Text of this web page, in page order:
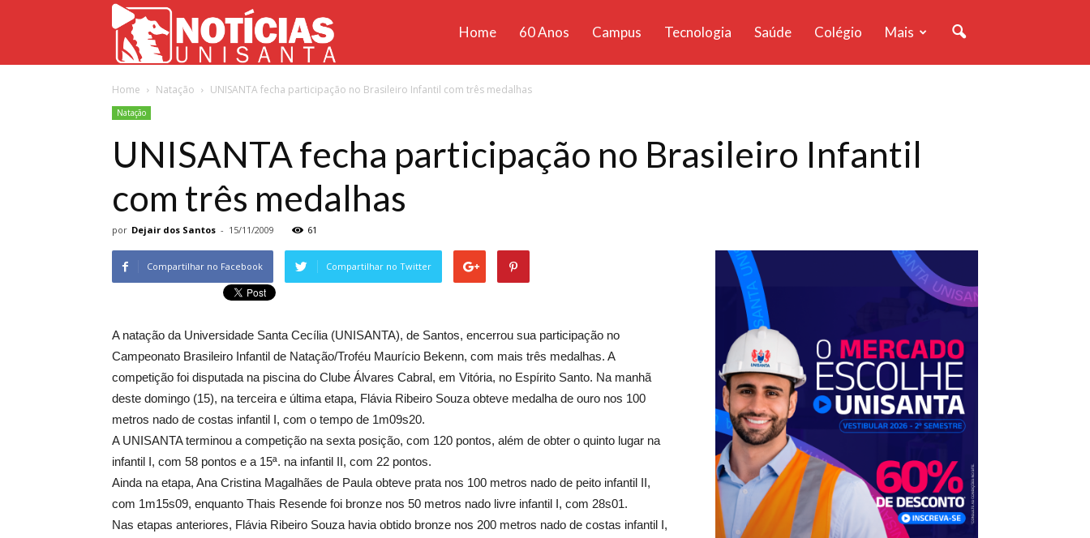
Unisanta
Home 60 Anos Campus Tecnologia Saúde Colégio Mais
Home Natação UNISANTA fecha participação no Brasileiro Infantil com três medalhas
Natação
UNISANTA fecha participação no Brasileiro Infantil
com três medalhas
por Dejair dos Santos - 15/11/2009 61
Compartilhar no Facebook Compartilhar no Twitter
A natação da Universidade Santa Cecília (UNISANTA), de Santos, encerrou sua participação no
Campeonato Brasileiro Infantil de Natação/Troféu Maurício Bekenn, com mais três medalhas. A
competição foi disputada na piscina do Clube Álvares Cabral, em Vitória, no Espírito Santo. Na manhã
deste domingo (15), na terceira e última etapa, Flávia Ribeiro Souza obteve medalha de ouro nos 100
metros nado de costas infantil I, com o tempo de 1m09s20.
A UNISANTA terminou a competição na sexta posição, com 120 pontos, além de obter o quinto lugar na
infantil I, com 58 pontos e a 15ª. na infantil II, com 22 pontos.
Ainda na etapa, Ana Cristina Magalhães de Paula obteve prata nos 100 metros nado de peito infantil II,
com 1m15s09, enquanto Thais Resende foi bronze nos 50 metros nado livre infantil I, com 28s01.
Nas etapas anteriores, Flávia Ribeiro Souza havia obtido bronze nos 200 metros nado de costas infantil I,